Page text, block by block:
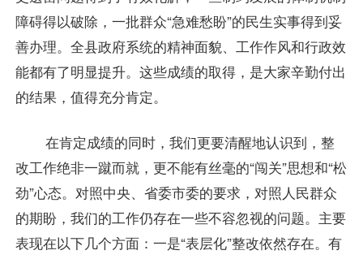
障碍得以破除，一批群众“急难愁盼”的民生实事得到妥
善办理。全县政府系统的精神面貌、工作作风和行政效
能都有了明显提升。这些成绩的取得，是大家辛勤付出
的结果，值得充分肯定。
在肯定成绩的同时，我们更要清醒地认识到，整
改工作绝非一蹴而就，更不能有丝毫的“闯关”思想和“松
劲”心态。对照中央、省委市委的要求，对照人民群众
的期盼，我们的工作仍存在一些不容忽视的问题。主要
表现在以下几个方面：一是“表层化”整改依然存在。有